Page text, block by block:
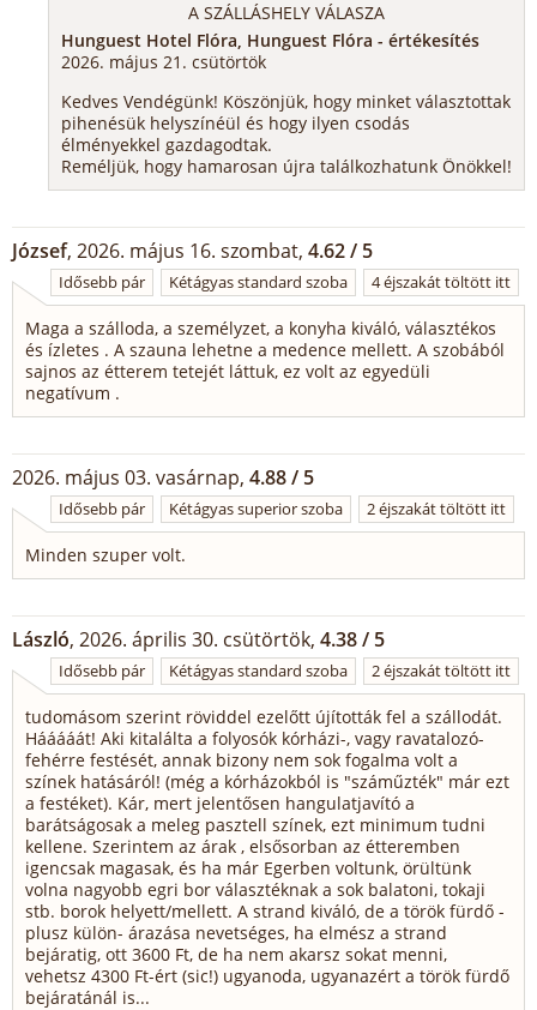
A SZÁLLÁSHELY VÁLASZA
Hunguest Hotel Flóra, Hunguest Flóra - értékesítés
2026. május 21. csütörtök
Kedves Vendégünk! Köszönjük, hogy minket választottak
pihenésük helyszínéül és hogy ilyen csodás
élményekkel gazdagodtak.
Reméljük, hogy hamarosan újra találkozhatunk Önökkel!
József, 2026. május 16. szombat, 4.62 / 5
Idősebb pár Kétágyas standard szoba 4 éjszakát töltött itt
Maga a szálloda, a személyzet, a konyha kiváló, választékos
és ízletes . A szauna lehetne a medence mellett. A szobából
sajnos az étterem tetejét láttuk, ez volt az egyedüli
negatívum .
2026. május 03. vasárnap, 4.88 / 5
Idősebb pár Kétágyas superior szoba 2 éjszakát töltött itt
Minden szuper volt.
László, 2026. április 30. csütörtök, 4.38 / 5
Idősebb pár Kétágyas standard szoba 2 éjszakát töltött itt
tudomásom szerint röviddel ezelőtt újították fel a szállodát.
Hááááát! Aki kitalálta a folyosók kórházi-, vagy ravatalozó-
fehérre festését, annak bizony nem sok fogalma volt a
színek hatásáról! (még a kórházokból is "száműzték" már ezt
a festéket). Kár, mert jelentősen hangulatjavító a
barátságosak a meleg pasztell színek, ezt minimum tudni
kellene. Szerintem az árak , elsősorban az étteremben
igencsak magasak, és ha már Egerben voltunk, örültünk
volna nagyobb egri bor választéknak a sok balatoni, tokaji
stb. borok helyett/mellett. A strand kiváló, de a török fürdő -
plusz külön- árazása nevetséges, ha elmész a strand
bejáratig, ott 3600 Ft, de ha nem akarsz sokat menni,
vehetsz 4300 Ft-ért (sic!) ugyanoda, ugyanazért a török fürdő
bejáratánál is...